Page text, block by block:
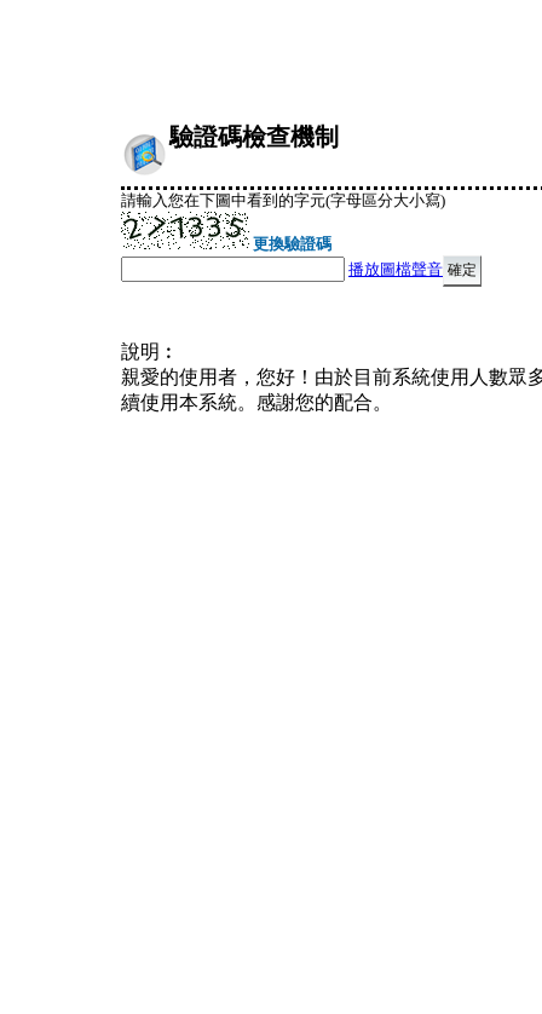
驗證碼檢查機制
請輸入您在下圖中看到的字元(字母區分大小寫)
更換驗證碼
播放圖檔聲音
說明︰
親愛的使用者，您好！由於目前系統使用人數眾
續使用本系統。感謝您的配合。